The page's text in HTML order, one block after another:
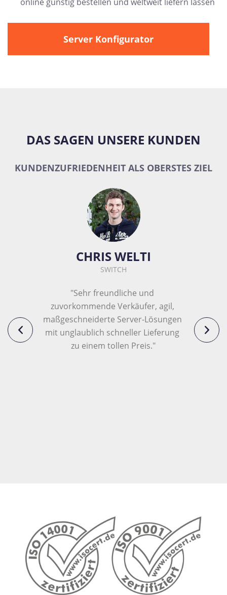
Server Konfigurator
CHRIS WELTI
SWITCH
"Sehr freundliche und
zuvorkommende Verkäufer, agil,
maßgeschneiderte Server-Lösungen
mit unglaublich schneller Lieferung
zu einem tollen Preis."
DAS SAGEN UNSERE KUNDEN
KUNDENZUFRIEDENHEIT ALS OBERSTES ZIEL